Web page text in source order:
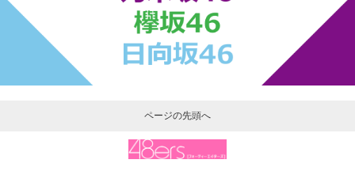
ページの先頭へ